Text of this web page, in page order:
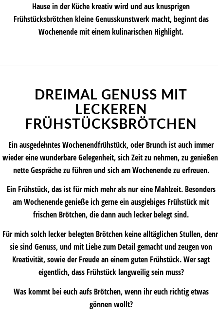
Hause in der Küche kreativ wird und aus knusprigen
Frühstücksbrötchen kleine Genusskunstwerk macht, beginnt das
Wochenende mit einem kulinarischen Highlight.
DREIMAL GENUSS MIT
LECKEREN
FRÜHSTÜCKSBRÖTCHEN
Ein ausgedehntes Wochenendfrühstück, oder Brunch ist auch immer
wieder eine wunderbare Gelegenheit, sich Zeit zu nehmen, zu
nette Gespräche zu führen und sich am Wochenende zu erfreuen.
Ein Frühstück, das ist für mich mehr als nur eine Mahlzeit. Besonders
am Wochenende genieße ich gerne ein ausgiebiges Frühstück mit
frischen Brötchen, die dann auch lecker belegt sind.
Für mich solch lecker belegten Brötchen keine alltäglichen Stullen,
sie sind Genuss, und mit Liebe zum Detail gemacht und zeugen von
Kreativität, sowie der Freude an einem guten Frühstück. Wer sagt
eigentlich, dass Frühstück langweilig sein muss?
Was kommt bei euch aufs Brötchen, wenn ihr euch richtig etwas
gönnen wollt?